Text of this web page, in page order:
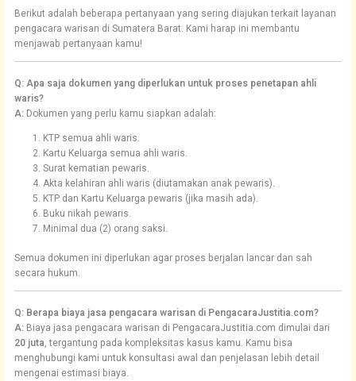
Berikut adalah beberapa pertanyaan yang sering diajukan terkait layanan
pengacara warisan di Sumatera Barat. Kami harap ini membantu
menjawab pertanyaan kamu!
Q: Apa saja dokumen yang diperlukan untuk proses penetapan ahli
waris?
A: Dokumen yang perlu kamu siapkan adalah:
KTP semua ahli waris.
Kartu Keluarga semua ahli waris.
Surat kematian pewaris.
Akta kelahiran ahli waris (diutamakan anak pewaris).
KTP dan Kartu Keluarga pewaris (jika masih ada).
Buku nikah pewaris.
Minimal dua (2) orang saksi.
Semua dokumen ini diperlukan agar proses berjalan lancar dan sah
secara hukum.
Q: Berapa biaya jasa pengacara warisan di PengacaraJustitia.com?
A: Biaya jasa pengacara warisan di PengacaraJustitia.com dimulai dari
20 juta, tergantung pada kompleksitas kasus kamu. Kamu bisa
menghubungi kami untuk konsultasi awal dan penjelasan lebih detail
mengenai estimasi biaya.